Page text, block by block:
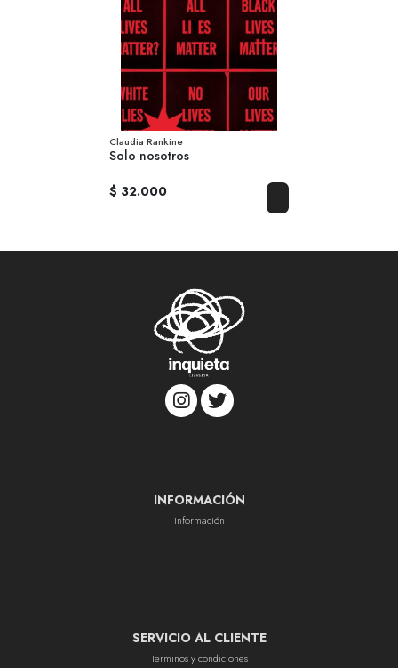
Claudia Rankine
Solo nosotros
$ 32.000
INFORMACIÓN
Información
SERVICIO AL CLIENTE
Terminos y condiciones